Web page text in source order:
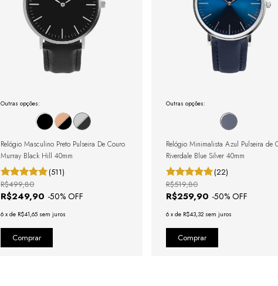
Outras opções:
Relógio Masculino Preto Pulseira De Couro
Murray Black Hill 40mm
(511)
R$249,90 -50% OFF
R$499,80
6 xde R$41,65 sem juros
Outras opções:
Relógio Minimalista Azul Pulseira de
Riverdale Blue Silver 40mm
(22)
R$259,90 -50% OFF
R$519,80
6 x de R$43,32 sem juros